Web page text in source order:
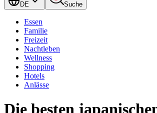
DE Suche
Essen
Familie
Freizeit
Nachtleben
Wellness
Shopping
Hotels
Anlässe
Die besten